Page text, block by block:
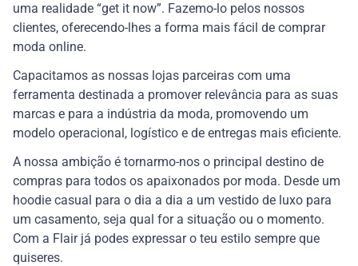
uma realidade “get it now”. Fazemo-lo pelos nossos
clientes, oferecendo-lhes a forma mais fácil de comprar
moda online.
Capacitamos as nossas lojas parceiras com uma
ferramenta destinada a promover relevância para as suas
marcas e para a indústria da moda, promovendo um
modelo operacional, logístico e de entregas mais eficiente.
A nossa ambição é tornarmo-nos o principal destino de
compras para todos os apaixonados por moda. Desde um
hoodie casual para o dia a dia a um vestido de luxo para
um casamento, seja qual for a situação ou o momento.
Com a Flair já podes expressar o teu estilo sempre que
quiseres.